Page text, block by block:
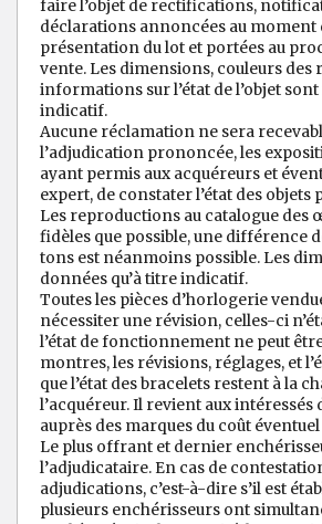
faire l’objet de rectifications,
déclarations annoncées au moment
présentation du lot et portées au
vente. Les dimensions, couleurs
informations sur l’état de l’objet
indicatif.
Aucune réclamation ne sera
l’adjudication prononcée, les
ayant permis aux acquéreurs et
expert, de constater l’état des objets
Les reproductions au catalogue des
fidèles que possible, une différence
tons est néanmoins possible. Les
données qu’à titre indicatif.
Toutes les pièces d’horlogerie
nécessiter une révision, celles-ci
l’état de fonctionnement ne peut
montres, les révisions, réglages, et
que l’état des bracelets restent à la
l’acquéreur. Il revient aux intéressés
auprès des marques du coût
Le plus offrant et dernier
l’adjudicataire. En cas de
adjudications, c’est-à-dire s’il est
plusieurs enchérisseurs ont